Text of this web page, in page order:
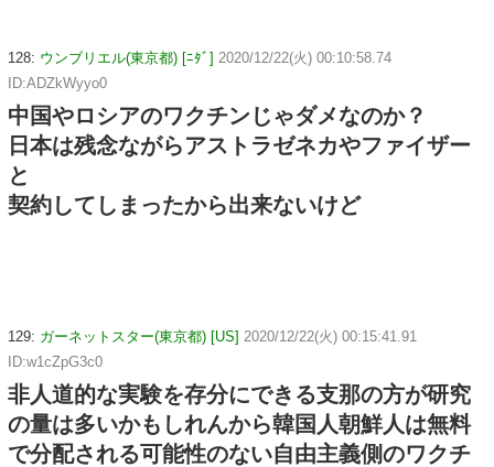
128: ウンブリエル(東京都) [ﾆﾀﾞ] 2020/12/22(火) 00:10:58.74
ID:ADZkWyyo0
中国やロシアのワクチンじゃダメなのか？
日本は残念ながらアストラゼネカやファイザー
と
契約してしまったから出来ないけど
129: ガーネットスター(東京都) [US] 2020/12/22(火) 00:15:41.91
ID:w1cZpG3c0
非人道的な実験を存分にできる支那の方が研究
の量は多いかもしれんから韓国人朝鮮人は無料
で分配される可能性のない自由主義側のワクチ